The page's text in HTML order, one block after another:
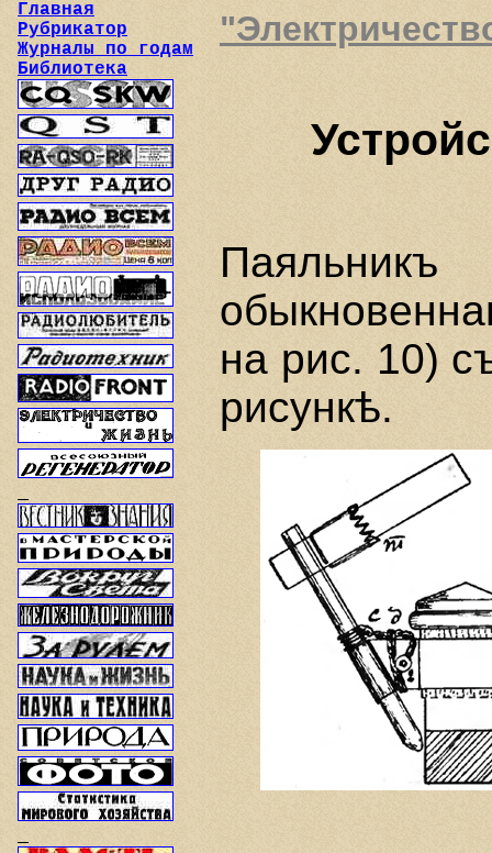
Главная
Рубрикатор
Журналы по годам
Библиотека
на рис. 10)
рисункѣ.